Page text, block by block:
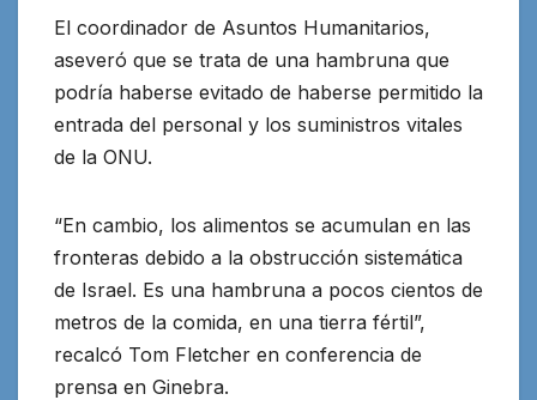
El coordinador de Asuntos Humanitarios,
aseveró que se trata de una hambruna que
podría haberse evitado de haberse permitido la
entrada del personal y los suministros vitales
de la ONU.
“En cambio, los alimentos se acumulan en las
fronteras debido a la obstrucción sistemática
de Israel. Es una hambruna a pocos cientos de
metros de la comida, en una tierra fértil”,
recalcó Tom Fletcher en conferencia de
prensa en Ginebra.